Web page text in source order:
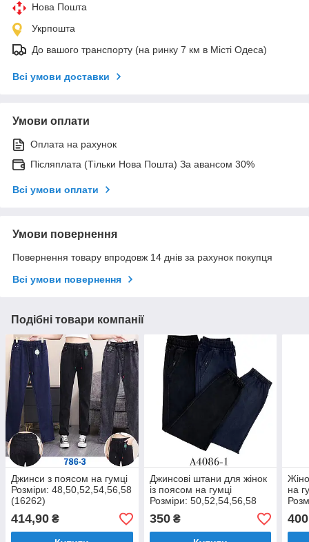
Нова Пошта
Укрпошта
До вашого транспорту (на ринку 7 км в Місті Одеса)
Всі умови доставки
Умови оплати
Оплата на рахунок
Післяплата (Тільки Нова Пошта) За авансом 30%
Всі умови оплати
Умови повернення
Повернення товару впродовж 14 днів за рахунок покупця
Всі умови повернення
Подібні товари компанії
Джинси з поясом на гумці
Розміри: 48,50,52,54,56,58
(16262)
414,90 ₴
Джинсові штани для жінок
із поясом на гумці
Розміри: 50,52,54,56,58
(15520)
350₴
на
58